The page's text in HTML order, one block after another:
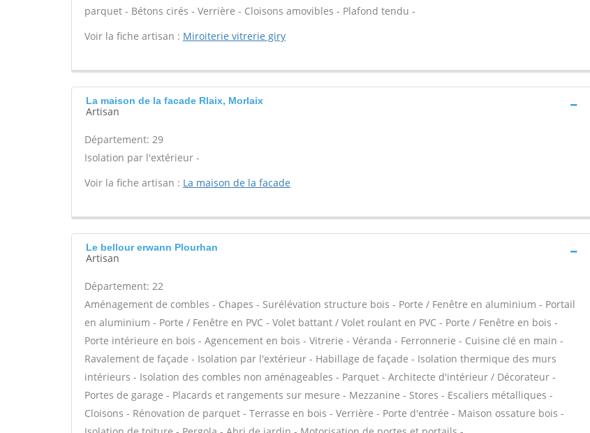
parquet - Bétons cirés - Verrière - Cloisons amovibles - Plafond tendu -
Voir la fiche artisan : Miroiterie vitrerie giry
La maison de la facade Rlaix, Morlaix
Artisan
Département: 29
Isolation par l'extérieur -
Voir la fiche artisan : La maison de la facade
Le bellour erwann Plourhan
Artisan
Département: 22
Aménagement de combles - Chapes - Surélévation structure bois - Porte / Fenêtre en aluminium - Portail
en aluminium - Porte / Fenêtre en PVC - Volet battant / Volet roulant en PVC - Porte / Fenêtre en bois -
Porte intérieure en bois - Agencement en bois - Vitrerie - Véranda - Ferronnerie - Cuisine clé en main -
Ravalement de façade - Isolation par l'extérieur - Habillage de façade - Isolation thermique des murs
intérieurs - Isolation des combles non aménageables - Parquet - Architecte d'intérieur / Décorateur -
Portes de garage - Placards et rangements sur mesure - Mezzanine - Stores - Escaliers métalliques -
Cloisons - Rénovation de parquet - Terrasse en bois - Verrière - Porte d'entrée - Maison ossature bois -